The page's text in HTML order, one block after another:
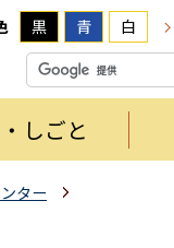
黒 青 白
しごと
ター